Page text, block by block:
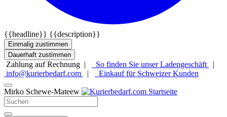
{{headline}} {{description}}
Einmalig zustimmen
Dauerhaft zustimmen
Zahlung auf Rechnung | So finden Sie unser Ladengeschäft
|
info@kurierbedarf.com
| Einkauf für Schweizer Kunden
Mirko Schewe-Mateew